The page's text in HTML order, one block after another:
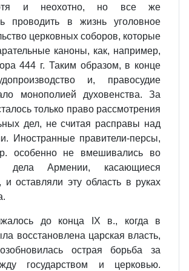
и неохотно, но все же
проводить в жизнь уголовное
церковных соборов, которые
каноны, как, например,
444 г. Таким образом, в конце
и, правосудие
монополией духовенства. За
только право рассмотрения
дел, не считая расправы над
Иностранные правители‑персы,
особенно не вмешивались во
дела Армении, касающиеся
и оставляли эту область в руках
до конца IX в., когда в
восстановлена царская власть,
острая борьба за
государством и церковью.